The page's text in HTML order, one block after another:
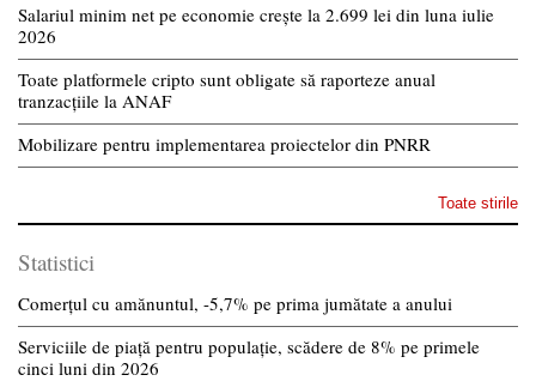
Salariul minim net pe economie crește la 2.699 lei din luna iulie
2026
Toate platformele cripto sunt obligate să raporteze anual
tranzacțiile la ANAF
Mobilizare pentru implementarea proiectelor din PNRR
Toate stirile
Statistici
Comerțul cu amănuntul, -5,7% pe prima jumătate a anului
Serviciile de piață pentru populație, scădere de 8% pe primele
cinci luni din 2026